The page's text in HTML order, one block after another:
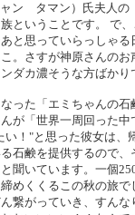
ン タマン）氏夫人
ということです。 で
と思っていらっしゃ
。さすが神原さんの
ダカ濃そうな方ばかり
った「エミちゃんの
が「世界一周回った
！"と思った彼女は
石鹸を提供するので
聞いています。一個
めくくるこの秋の旅
繋がっていき、すん